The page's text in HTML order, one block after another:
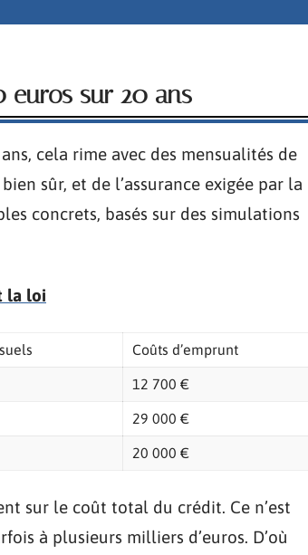
euros sur 20 ans
cela rime avec des mensualités de
sûr, et de l’assurance exigée par la
concrets, basés sur des simulations
la loi
Coûts d’emprunt
12 700 €
29 000 €
20 000 €
sur le coût total du crédit. Ce n’est
à plusieurs milliers d’euros. D’où